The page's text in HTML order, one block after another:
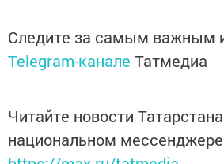
Следите за самым важным
Telegram-канале Татмедиа
Читайте новости
национальном